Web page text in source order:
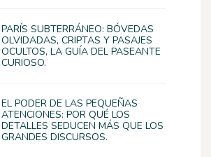
PARÍS SUBTERRÁNEO: BÓVEDAS
OLVIDADAS, CRIPTAS Y PASAJES
OCULTOS, LA GUÍA DEL PASEANTE
CURIOSO.
EL PODER DE LAS PEQUEÑAS
ATENCIONES: POR QUÉ LOS
DETALLES SEDUCEN MÁS QUE LOS
GRANDES DISCURSOS.